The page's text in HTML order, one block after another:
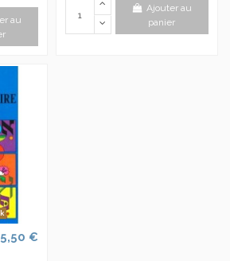
au
Ajouter au
panier
€